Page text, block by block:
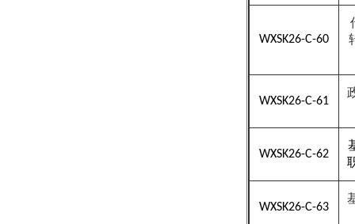
WXSK26-C-60
WXSK26-C-61
WXSK26-C-62
WXSK26-C-63